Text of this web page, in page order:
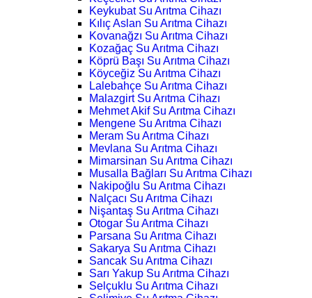
Keykubat Su Arıtma Cihazı
Kılıç Aslan Su Arıtma Cihazı
Kovanağzı Su Arıtma Cihazı
Kozağaç Su Arıtma Cihazı
Köprü Başı Su Arıtma Cihazı
Köyceğiz Su Arıtma Cihazı
Lalebahçe Su Arıtma Cihazı
Malazgirt Su Arıtma Cihazı
Mehmet Akif Su Arıtma Cihazı
Mengene Su Arıtma Cihazı
Meram Su Arıtma Cihazı
Mevlana Su Arıtma Cihazı
Mimarsinan Su Arıtma Cihazı
Musalla Bağları Su Arıtma Cihazı
Nakipoğlu Su Arıtma Cihazı
Nalçacı Su Arıtma Cihazı
Nişantaş Su Arıtma Cihazı
Otogar Su Arıtma Cihazı
Parsana Su Arıtma Cihazı
Sakarya Su Arıtma Cihazı
Sancak Su Arıtma Cihazı
Sarı Yakup Su Arıtma Cihazı
Selçuklu Su Arıtma Cihazı